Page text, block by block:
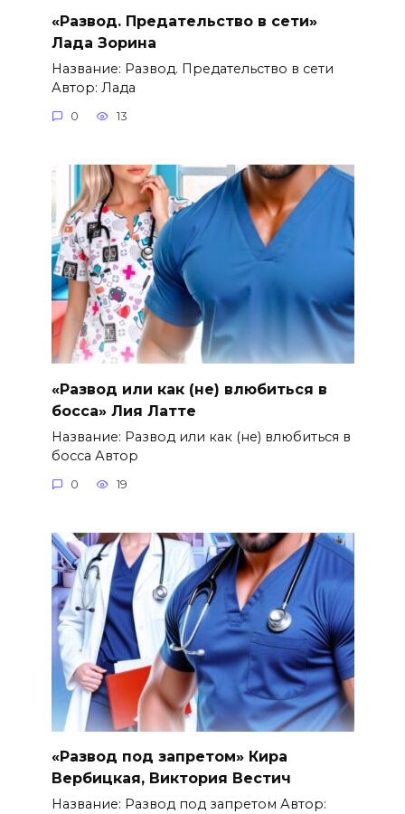
«Развод. Предательство в сети»
Лада Зорина
Название: Развод. Предательство в сети
Автор: Лада
0 13
«Развод или как (не) влюбиться в
босса» Лия Латте
Название: Развод или как (не) влюбиться в
босса Автор
0 19
«Развод под запретом» Кира
Вербицкая, Виктория Вестич
Название: Развод под запретом Автор: